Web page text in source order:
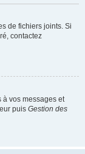
de fichiers joints. Si
contactez
à vos messages et
puis Gestion des